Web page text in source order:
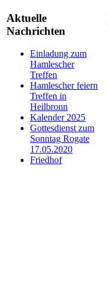
Aktuelle
Nachrichten
Einladung zum
Hamlescher
Treffen
Hamlescher feiern
Treffen in
Heilbronn
Kalender 2025
Gottesdienst zum
Sonntag Rogate
17.05.2020
Friedhof